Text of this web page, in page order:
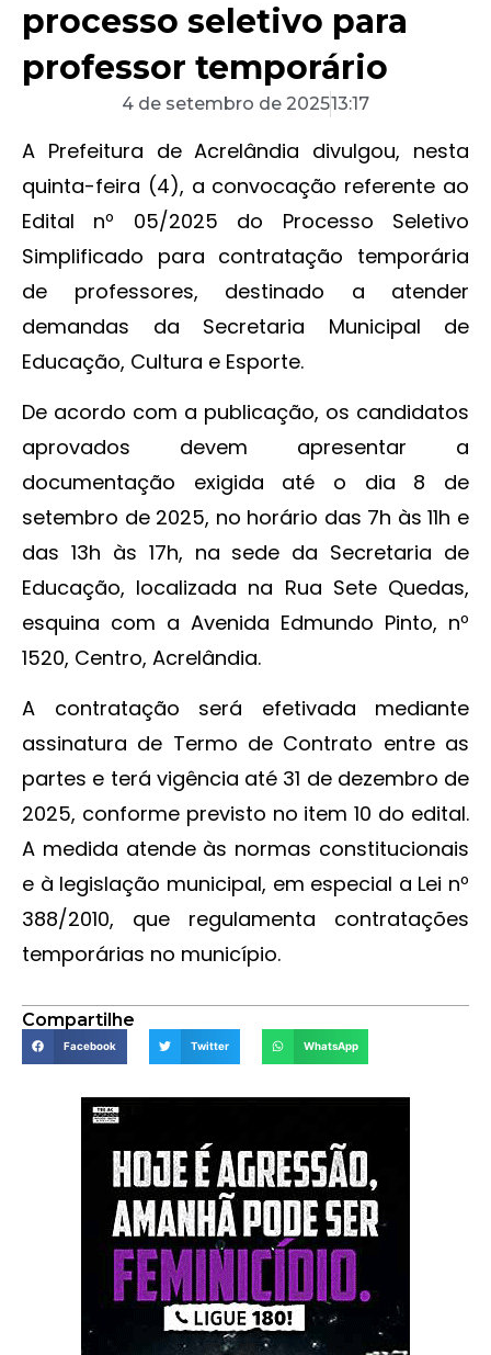
processo seletivo para
professor temporário
4 de setembro de 202513:17
A Prefeitura de Acrelândia divulgou, nesta
quinta-feira (4), a convocação referente ao
Edital nº 05/2025 do Processo Seletivo
Simplificado para contratação temporária
de professores, destinado a atender
demandas da Secretaria Municipal de
Educação, Cultura e Esporte.
De acordo com a publicação, os candidatos
aprovados devem apresentar a
documentação exigida até o dia 8 de
setembro de 2025, no horário das 7h às 11h e
das 13h às 17h, na sede da Secretaria de
Educação, localizada na Rua Sete Quedas,
esquina com a Avenida Edmundo Pinto, nº
1520, Centro, Acrelândia.
A contratação será efetivada mediante
assinatura de Termo de Contrato entre as
partes e terá vigência até 31 de dezembro de
2025, conforme previsto no item 10 do edital.
A medida atende às normas constitucionais
e à legislação municipal, em especial a Lei nº
388/2010, que regulamenta contratações
temporárias no município.
Compartilhe
Facebook Twitter WhatsApp